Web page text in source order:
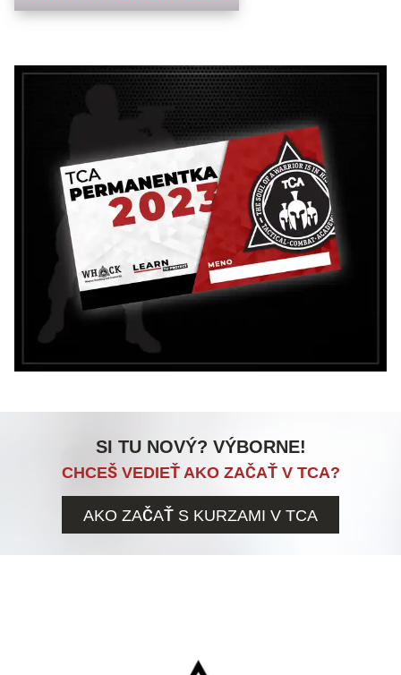
SI TU NOVÝ? VÝBORNE!
CHCEŠ VEDIEŤ AKO ZAČAŤ V TCA?
AKO ZAČAŤ S KURZAMI V TCA